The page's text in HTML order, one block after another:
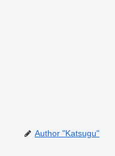
Author "Katsugu"